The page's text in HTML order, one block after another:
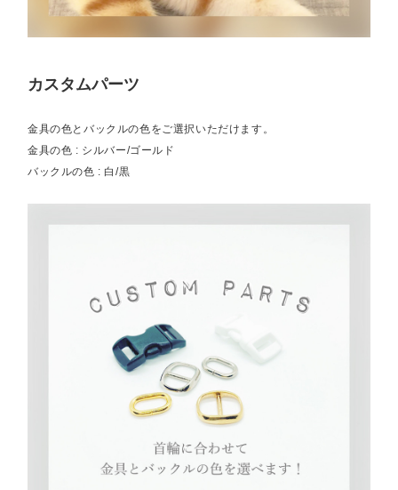
カスタムパーツ
金具の色とバックルの色をご選択いただけます。
金具の色 : シルバー/ゴールド
バックルの色 : 白/黒